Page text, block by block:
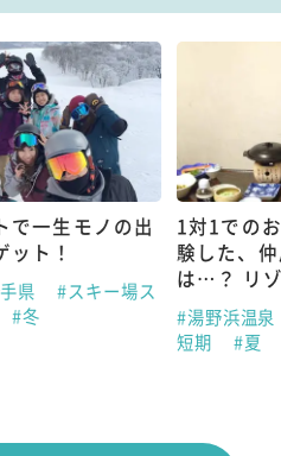
で一生モノの出
ト！
県
#スキー場ス
#冬
1対1での
験した、
は…？ リ
#湯野浜温泉
短期
#夏